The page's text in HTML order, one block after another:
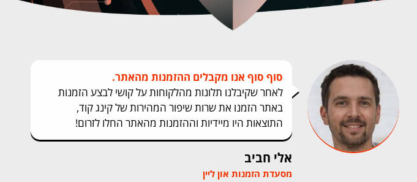
אלי חביב
מסעדת הזמנות און ליין
סוף סוף אנו מקבלים ההזמנות מהאתר.
לאחר שקיבלנו תלונות מהלקוחות על קושי לבצע הזמנות
באתר הזמנו את שרות שיפור המהירות של קינג קוד,
התוצאות היו מיידיות וההזמנות מהאתר החלו לזרום!